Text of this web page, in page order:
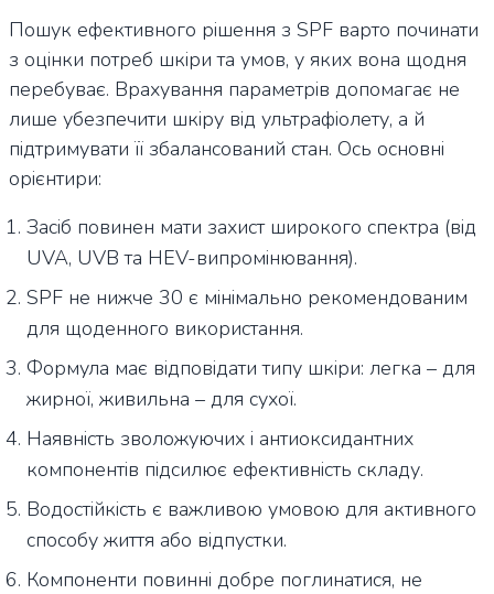
Пошук ефективного рішення з SPF варто починати
з оцінки потреб шкіри та умов, у яких вона щодня
перебуває. Врахування параметрів допомагає не
лише убезпечити шкіру від ультрафіолету, а й
підтримувати її збалансований стан. Ось основні
орієнтири:
Засіб повинен мати захист широкого спектра (від
UVA, UVB та HEV-випромінювання).
SPF не нижче 30 є мінімально рекомендованим
для щоденного використання.
Формула має відповідати типу шкіри: легка – для
жирної, живильна – для сухої.
Наявність зволожуючих і антиоксидантних
компонентів підсилює ефективність складу.
Водостійкість є важливою умовою для активного
способу життя або відпустки.
Компоненти повинні добре поглинатися, не